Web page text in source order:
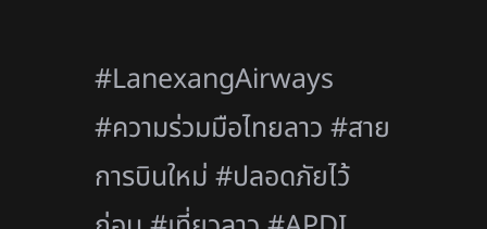
#LanexangAirways
#ความร่วมมือไทยลาว #สาย
การบินใหม่ #ปลอดภัยไว้